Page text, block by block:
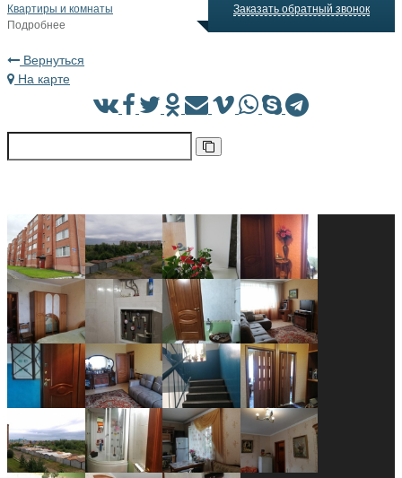
Заказать обратный звонок
Квартиры и комнаты
Подробнее
Вернуться
На карте